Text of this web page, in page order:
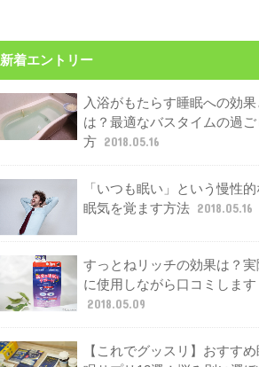
新着エントリー
入浴がもたらす睡眠への効果
は？最適なバスタイムの過ご
方 2018.05.16
「いつも眠い」という慢性的
眠気を覚ます方法 2018.05.16
すっとねリッチの効果は？実
に使用しながら口コミします
2018.05.09
【これでグッスリ】おすす